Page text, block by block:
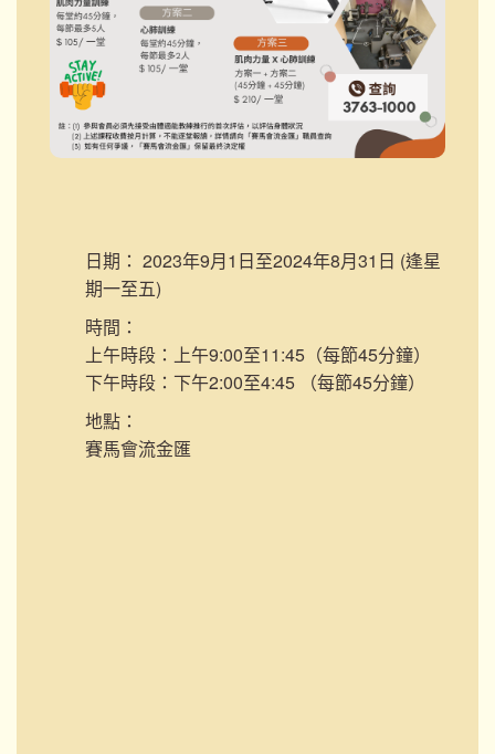
日期： 2023年9月1日至2024年8月31日 (逢星
期一至五)
時間：
上午時段：上午9:00至11:45（每節45分鐘）
下午時段：下午2:00至4:45 （每節45分鐘）
地點：
賽馬會流金匯